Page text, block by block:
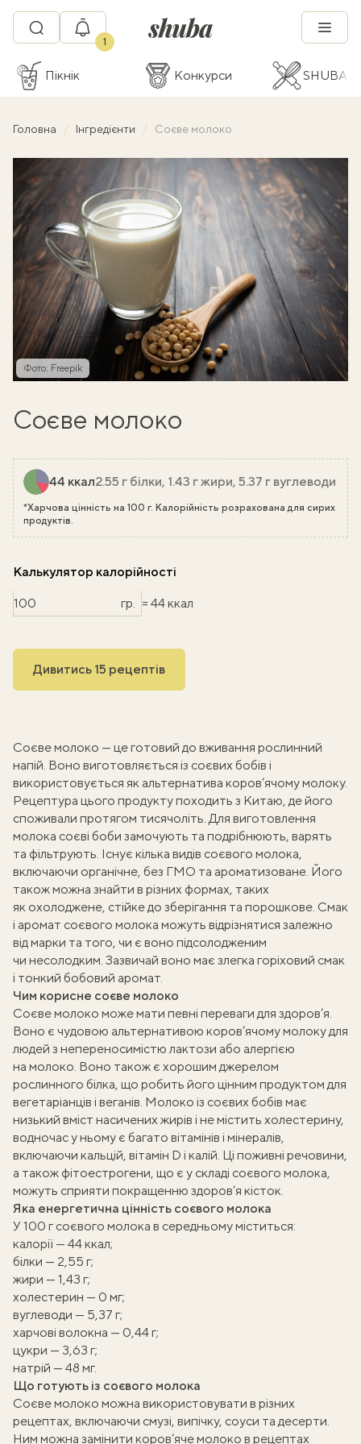
1
Пікнік Конкурси SHUBA
Головна Інгредієнти Соєве молоко
Фото: Freepik
Соєве молоко
44 ккал2.55 г білки, 1.43 г жири, 5.37 г вуглеводи
*Харчова цінність на 100 г. Калорійність розрахована для сирих
продуктів.
Калькулятор калорійності
гр. = 44 ккал
Дивитись 15 рецептів
Соєве молоко — це готовий до вживання рослинний
напій. Воно виготовляється із соєвих бобів і
використовується як альтернатива коров’ячому молоку.
Рецептура цього продукту походить з Китаю, де його
споживали протягом тисячоліть. Для виготовлення
молока соєві боби замочують та подрібнюють, варять
та фільтрують. Існує кілька видів соєвого молока,
включаючи органічне, без ГМО та ароматизоване. Його
також можна знайти в різних формах, таких
як охолоджене, стійке до зберігання та порошкове. Смак
і аромат соєвого молока можуть відрізнятися залежно
від марки та того, чи є воно підсолодженим
чи несолодким. Зазвичай воно має злегка горіховий смак
і тонкий бобовий аромат.
Чим корисне соєве молоко
Соєве молоко може мати певні переваги для здоров’я.
Воно є чудовою альтернативою коров’ячому молоку для
людей з непереносимістю лактози або алергією
на молоко. Воно також є хорошим джерелом
рослинного білка, що робить його цінним продуктом для
вегетаріанців і веганів. Молоко із соєвих бобів має
низький вміст насичених жирів і не містить холестерину,
водночас у ньому є багато вітамінів і мінералів,
включаючи кальцій, вітамін D і калій. Ці поживні речовини,
а також фітоестрогени, що є у складі соєвого молока,
можуть сприяти покращенню здоров’я кісток.
Яка енергетична цінність соєвого молока
У 100 г соєвого молока в середньому міститься:
калорії — 44 ккал;
білки — 2,55 г;
жири — 1,43 г;
холестерин — 0 мг;
вуглеводи — 5,37 г;
харчові волокна — 0,44 г;
цукри — 3,63 г;
натрій — 48 мг.
Що готують із соєвого молока
Соєве молоко можна використовувати в різних
рецептах, включаючи смузі, випічку, соуси та десерти.
Ним можна замінити коров’яче молоко в рецептах